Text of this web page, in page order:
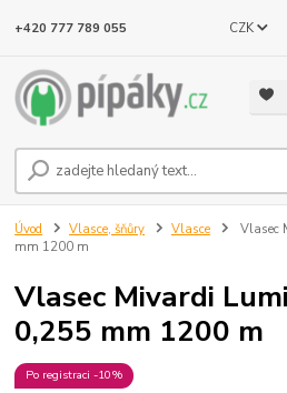
CZK
+420 777 789 055
Úvod Vlasce, šňůry Vlasce
Vlasec
mm 1200 m
Vlasec Mivardi
0,255 mm 1200 m
Po registraci -10%